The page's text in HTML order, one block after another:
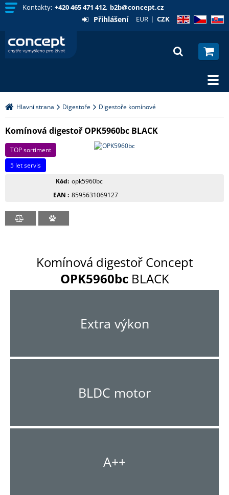
Kontakty: +420 465 471 412, b2b@concept.cz
EN CZ SK
EUR CZK
Přihlášení
Hlavní strana Digestoře Digestoře komínové
Komínová digestoř OPK5960bc BLACK
TOP sortiment
5 let servis
Kód opk5960bc
EAN
8595631069127
Komínová digestoř Concept
OPK5960bc BLACK
Extra výkon
BLDC motor
A++